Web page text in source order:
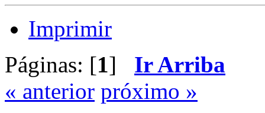
Imprimir
Páginas: [1] Ir Arriba
« anterior próximo »